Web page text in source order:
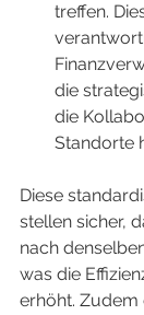
treffen.
die
die
Standorte
Diese
stellen sicher,
nach
was die
erhöht. Zudem